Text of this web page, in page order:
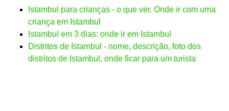
Istambul para crianças - o que ver. Onde ir com uma
criança em Istambul
Istambul em 3 dias: onde ir em Istambul
Distritos de Istambul - nome, descrição, foto dos
distritos de Istambul, onde ficar para um turista